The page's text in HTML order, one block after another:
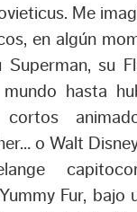
Me
en algún
Superman, su
hasta
o Walt
Fur, bajo